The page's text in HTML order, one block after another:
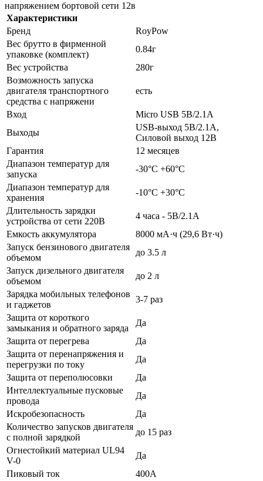
напряжением бортовой сети 12в
Характеристики
Бренд
RoyPow
Вес брутто в фирменной
упаковке (комплект)
0.84г
Вес устройства
280г
Возможность запуска
двигателя транспортного
средства с напряжени
есть
Вход
Micro USB 5В/2.1А
Выходы
USВ-выход 5В/2.1А,
Силовой выход 12В
Гарантия
12 месяцев
Диапазон температур для
запуска
-30°С +60°С
Диапазон температур для
хранения
-10°С +30°С
Длительность зарядки
устройства от сети 220В
4 часа - 5В/2.1А
Емкость аккумулятора
8000 мА·ч (29,6 Вт·ч)
Запуск бензинового двигателя
объемом
до 3.5 л
Запуск дизельного двигателя
объемом
до 2 л
Зарядка мобильных телефонов
и гаджетов
3-7 раз
Защита от короткого
замыкания и обратного заряда
Да
Защита от перегрева
Да
Защита от перенапряжения и
перегрузки по току
Да
Защита от переполюсовки
Да
Интеллектуальные пусковые
провода
Да
Искробезопасность
Да
Количество запусков двигателя
с полной зарядкой
до 15 раз
Огнестойкий материал UL94
V-0
Да
Пиковый ток
400А